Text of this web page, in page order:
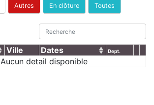
Autres En clôture Toutes
Ville Dates Dept.
Aucun detail disponible